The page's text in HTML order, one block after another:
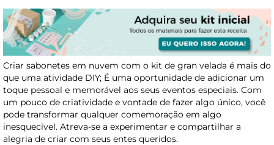
Criar sabonetes em nuvem com o kit de gran velada é mais do
que uma atividade DIY; É uma oportunidade de adicionar um
toque pessoal e memorável aos seus eventos especiais. Com
um pouco de criatividade e vontade de fazer algo único, você
pode transformar qualquer comemoração em algo
inesquecível. Atreva-se a experimentar e compartilhar a
alegria de criar com seus entes queridos.